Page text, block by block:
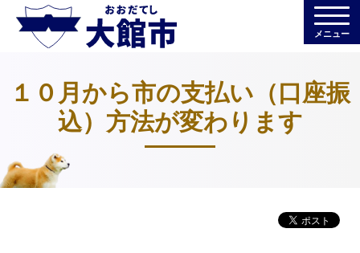
メニュー
１０月から市の支払い（口座振
込）方法が変わります